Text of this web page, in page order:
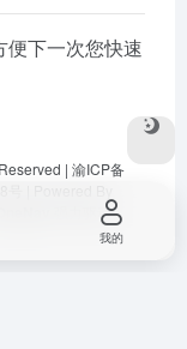
便下一次您快速
| 渝ICP备
强力驱动
我的